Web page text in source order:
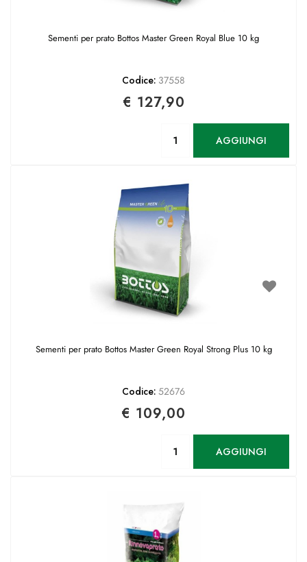
Sementi per prato Bottos Master Green Royal Blue 10 kg
Codice: 37558
€ 127,90
AGGIUNGI
Sementi per prato Bottos Master Green Royal Strong Plus 10 kg
Codice: 52676
€ 109,00
AGGIUNGI